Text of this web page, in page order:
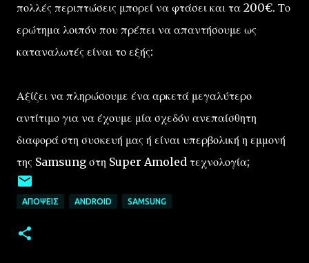
πολλές περιπτώσεις μπορεί να φτάσει και τα 200€. Το
ερώτημα λοιπόν που πρέπει να απαντήσουμε ως
καταναλωτές είναι το εξής:
Αξίζει να πληρώσουμε ένα αρκετά μεγαλύτερο
αντίτιμο για να έχουμε μία σχεδόν ανεπαίσθητη
διαφορά στη συσκευή μας ή είναι υπερβολική η εμμονή
της Samsung στη Super Amoled τεχνολογία;
ΑΠΌΨΕΙΣ ANDROID SAMSUNG